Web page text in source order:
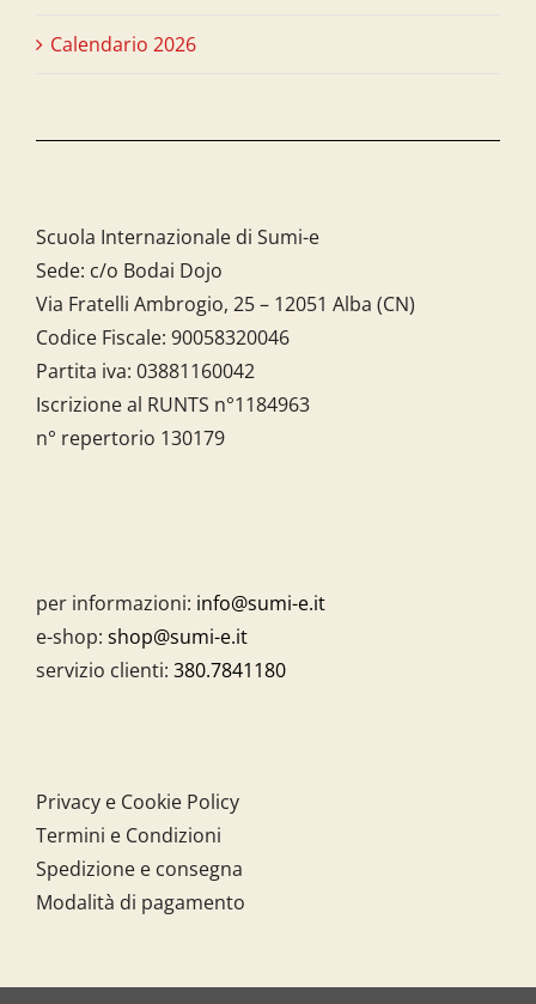
Calendario 2026
Scuola Internazionale di Sumi-e
Sede: c/o Bodai Dojo
Via Fratelli Ambrogio, 25 – 12051 Alba (CN)
Codice Fiscale: 90058320046
Partita iva: 03881160042
Iscrizione al RUNTS n°1184963
n° repertorio 130179
per informazioni: info@sumi-e.it
e-shop: shop@sumi-e.it
servizio clienti: 380.7841180
Privacy e Cookie Policy
Termini e Condizioni
Spedizione e consegna
Modalità di pagamento